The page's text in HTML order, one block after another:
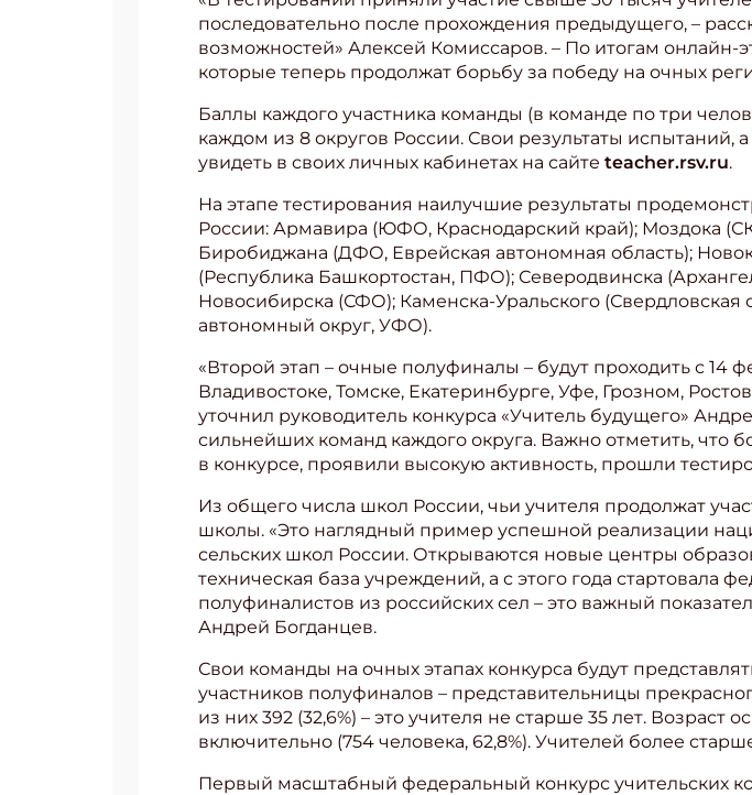
последовательно после прохождения предыдущего, –
возможностей» Алексей Комиссаров. – По итогам онлайн-
которые теперь продолжат борьбу за победу на очных
Баллы каждого участника команды (в команде по три
каждом из 8 округов России. Свои результаты испытаний,
увидеть в своих личных кабинетах на сайте teacher.rsv.ru.
На этапе тестирования наилучшие результаты
России: Армавира (ЮФО, Краснодарский край); Моздока
Биробиджана (ДФО, Еврейская автономная область);
(Республика Башкортостан, ПФО); Северодвинска
Новосибирска (СФО); Каменска-Уральского
автономный округ, УФО).
«Второй этап – очные полуфиналы – будут проходить с 14
Владивостоке, Томске, Екатеринбурге, Уфе, Грозном,
уточнил руководитель конкурса «Учитель будущего»
сильнейших команд каждого округа. Важно отметить, что
в конкурсе, проявили высокую активность, прошли
Из общего числа школ России, чьи учителя продолжат
школы. «Это наглядный пример успешной реализации
сельских школ России. Открываются новые центры
техническая база учреждений, а с этого года стартовала
полуфиналистов из российских сел – это важный
Андрей Богданцев.
Свои команды на очных этапах конкурса будут
участников полуфиналов – представительницы
из них 392 (32,6%) – это учителя не старше 35 лет. Возраст
включительно (754 человека, 62,8%). Учителей более
Первый масштабный федеральный конкурс учительских
Получи электронный "Классный
Укажите имя
Укажите Ваш Email